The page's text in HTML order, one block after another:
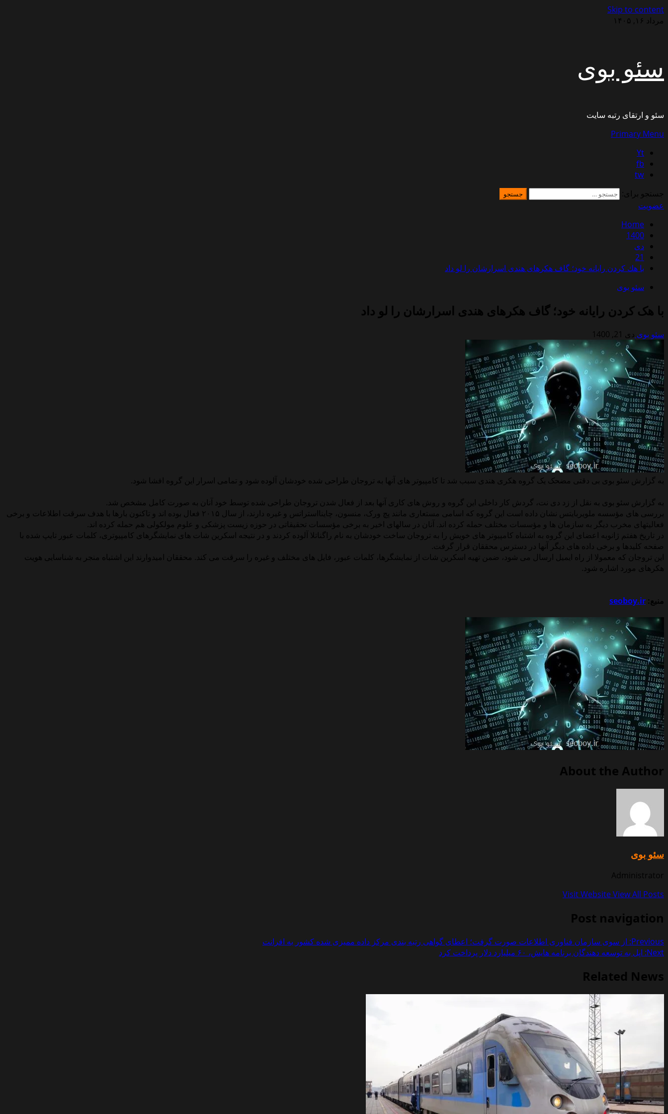
Skip to content
مرداد ۱۶, ۱۴۰۵
سئو بوی
سئو و ارتقای رتبه سایت
Primary Menu
Yt
fb
tw
جستجو برای:
عضویت
Home
1400
دی
21
با هك كردن رایانه خود؛ گاف هکرهای هندی اسرارشان را لو داد
سئو بوی
با هک کردن رایانه خود؛ گاف هکرهای هندی اسرارشان را لو داد
سئو بوی دی 21, 1400
به گزارش سئو بوی بی دقتی مضحک یک گروه هکری هندی سبب شد تا کامپیوتر های آنها به تروجان طراحی شده خودشان آلوده شود و تمامی اسرار این گروه افشا شود.
به گزارش سئو بوی به نقل از زد دی نت، گردش کار داخلی این گروه و روش های کاری آنها بعد از فعال شدن تروجان طراحی شده توسط خود آنان به صورت کامل مشخص شد.
بررسی های مؤسسه ملویربایتس نشان داده است این گروه که اسامی مستعاری مانند پچ ورک، منسون، چاینااستراتس و غیره دارند، از سال ۲۰۱۵ فعال بوده اند و تاکنون بارها با هدف سرقت اطلاعات و برخی
فعالیتهای مخرب دیگر به سازمان ها و مؤسسات مختلف حمله کرده اند. آنان در سالهای اخیر به برخی مؤسسات تحقیقاتی در حوزه زیست پزشکی و علوم مولکولی هم حمله کرده اند.
در تاریخ هفتم ژانویه اعضای این گروه به اشتباه کامپیوتر های خویش را به تروجان ساخت خودشان به نام راگناتلا آلوده کردند و در نتیجه اسکرین شات های نمایشگرهای کامپیوتری، کلمات عبور تایپ شده با
صفحه کلیدها و برخی داده های دیگر آنها در دسترس محققان قرار گرفت.
این تروجان که معمولا از راه ایمیل ارسال می شود، ضمن تهیه اسکرین شات از نمایشگرها، کلمات عبور، فایل های مختلف و غیره را سرقت می کند. محققان امیدوارند این اشتباه منجر به شناسایی هویت
هکرهای مورد اشاره شود.
منبع: seoboy.ir
About the Author
سئو بوی
Administrator
Visit WebsiteView All Posts
Post navigation
Previous: از سوی سازمان فناوری اطلاعات صورت گرفت؛ اعطای گواهی رتبه بندی مرکز داده ممیزی شده کشور به افرانت
Next: اپل به توسعه دهندگان برنامه هایش، ۶۰ میلیارد دلار پرداخت کرد
Related News